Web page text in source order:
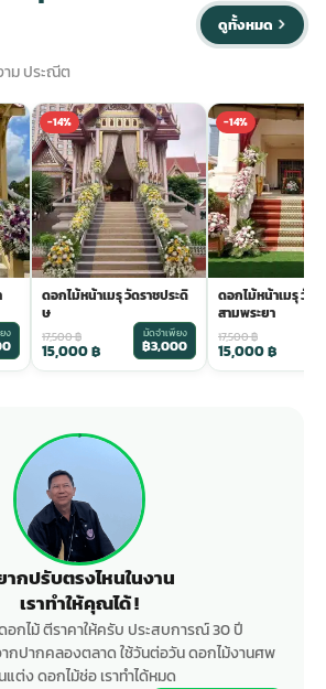
ม ประณีต
ดูทั้งหมด
ง
-14%
ดอกไม้หน้าเมรุ วัดราชประดิ
ษ
17,500฿
15,000฿
มัดจำเพียง
฿3,000
-14%
ดอกไม้หน้าเมรุ วัด
สามพระยา
17,500฿
15,000฿
ากปรับตรงไหนในงาน
เราทำให้คุณได้ !
กไม้ ตีราคาให้ครับ ประสบการณ์ 30 ปี
กปากคลองตลาด ใช้วันต่อวัน ดอกไม้งานศพ
แต่ง ดอกไม้ช่อ เราทำได้หมด